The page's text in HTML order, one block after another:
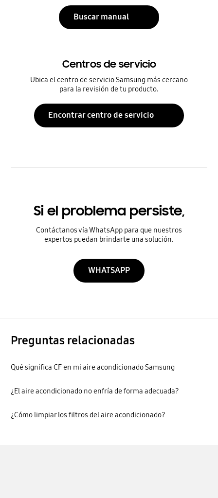
Buscar manual
Centros de servicio
Ubica el centro de servicio Samsung más cercano
para la revisión de tu producto.
Encontrar centro de servicio
Si el problema persiste,
Contáctanos vía WhatsApp para que nuestros
expertos puedan brindarte una solución.
WHATSAPP
Preguntas relacionadas
Qué significa CF en mi aire acondicionado Samsung
¿El aire acondicionado no enfría de forma adecuada?
¿Cómo limpiar los filtros del aire acondicionado?